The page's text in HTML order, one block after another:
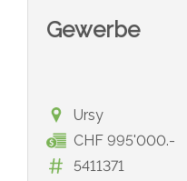
Gewerbe
Ursy
CHF 995'000.-
5411371